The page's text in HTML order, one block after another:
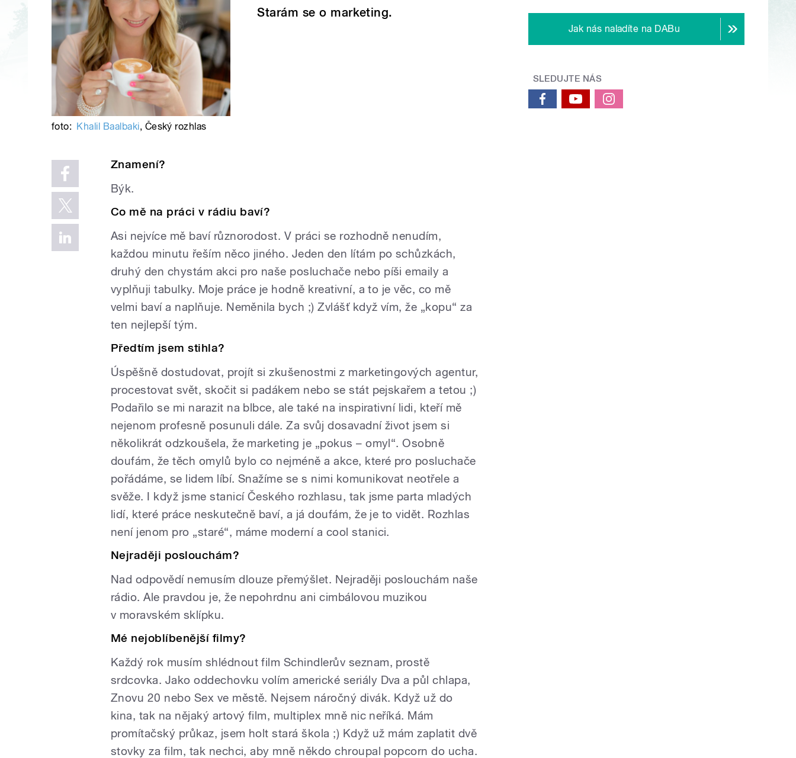
Starám se o marketing.
foto: Khalil Baalbaki, Český rozhlas
Znamení?
Býk.
Co mě na práci v rádiu baví?
Asi nejvíce mě baví různorodost. V práci se rozhodně nenudím,
každou minutu řeším něco jiného. Jeden den lítám po schůzkách,
druhý den chystám akci pro naše posluchače nebo píši emaily a
vyplňuji tabulky. Moje práce je hodně kreativní, a to je věc, co mě
velmi baví a naplňuje. Neměnila bych ;) Zvlášť když vím, že „kopu“ za
ten nejlepší tým.
Předtím jsem stihla?
Úspěšně dostudovat, projít si zkušenostmi z marketingových agentur,
procestovat svět, skočit si padákem nebo se stát pejskařem a tetou ;)
Podařilo se mi narazit na blbce, ale také na inspirativní lidi, kteří mě
nejenom profesně posunuli dále. Za svůj dosavadní život jsem si
několikrát odzkoušela, že marketing je „pokus – omyl“. Osobně
doufám, že těch omylů bylo co nejméně a akce, které pro posluchače
pořádáme, se lidem líbí. Snažíme se s nimi komunikovat neotřele a
svěže. I když jsme stanicí Českého rozhlasu, tak jsme parta mladých
lidí, které práce neskutečně baví, a já doufám, že je to vidět. Rozhlas
není jenom pro „staré“, máme moderní a cool stanici.
Nejraději poslouchám?
Nad odpovědí nemusím dlouze přemýšlet. Nejraději poslouchám naše
rádio. Ale pravdou je, že nepohrdnu ani cimbálovou muzikou
v moravském sklípku.
Mé nejoblíbenější filmy?
Každý rok musím shlédnout film Schindlerův seznam, prostě
srdcovka. Jako oddechovku volím americké seriály Dva a půl chlapa,
Znovu 20 nebo Sex ve městě. Nejsem náročný divák. Když už do
kina, tak na nějaký artový film, multiplex mně nic neříká. Mám
promítačský průkaz, jsem holt stará škola ;) Když už mám zaplatit dvě
stovky za film, tak nechci, aby mně někdo chroupal popcorn do ucha.
Jak nás naladíte na DABu
SLEDUJTE NÁS